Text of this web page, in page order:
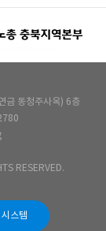
금 동청주사옥) 6층
RESERVED.
스템